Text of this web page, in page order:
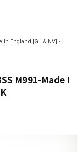
In England [GL & NV] -
M991-Made I